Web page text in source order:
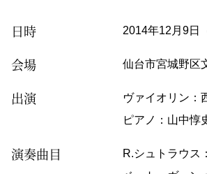
日時 2014年12月9日
会場 仙台市宮城野区
出演
ヴァイオリン：
ピアノ：山中惇
演奏曲目
R.シュトラウス